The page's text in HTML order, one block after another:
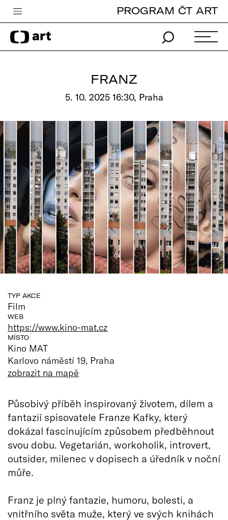
Česká televize
Zpravodajství
Pro děti
edu
Vše o ČT
PROGRAM ČT ART
FRANZ
5. 10. 2025 16:30, Praha
TYP AKCE
Film
WEB
https://www.kino-mat.cz
MÍSTO
Kino MAT
Karlovo náměstí 19, Praha
zobrazit na mapě
Působivý příběh inspirovaný životem, dílem a
fantazií spisovatele Franze Kafky, který
dokázal fascinujícím způsobem předběhnout
svou dobu. Vegetarián, workoholik, introvert,
outsider, milenec v dopisech a úředník v noční
můře.
Franz je plný fantazie, humoru, bolesti, a
vnitřního světa muže, který ve svých knihách